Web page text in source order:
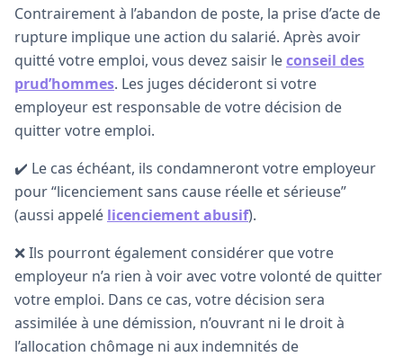
Contrairement à l’abandon de poste, la prise d’acte de
rupture implique une action du salarié. Après avoir
quitté votre emploi, vous devez saisir leconseil des
prud’hommes. Les juges décideront si votre
employeur est responsable de votre décision de
quitter votre emploi.
✔️ Le cas échéant, ils condamneront votre employeur
pour “licenciement sans cause réelle et sérieuse”
(aussi appelé licenciement abusif).
❌ Ils pourront également considérer que votre
employeur n’a rien à voir avec votre volonté de quitter
votre emploi. Dans ce cas, votre décision sera
assimilée à une démission, n’ouvrant ni le droit à
l’allocation chômage ni aux indemnités de